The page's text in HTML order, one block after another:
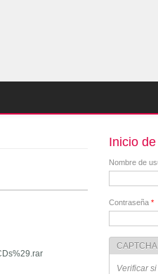
Inicio
Nombre de
Contraseña *
CAPTCHA
Verificar